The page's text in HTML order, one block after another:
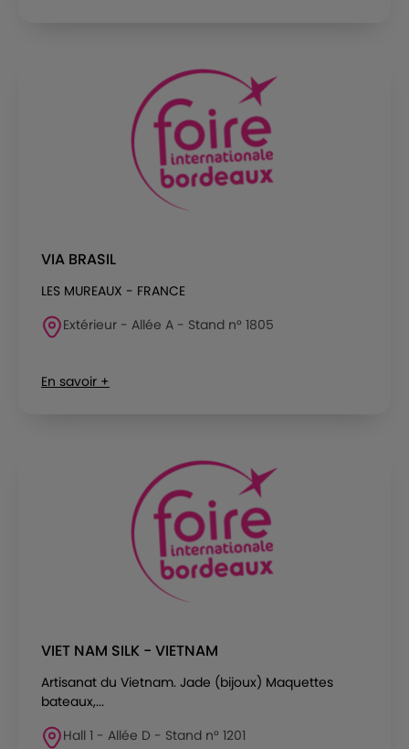
VIA BRASIL
LES MUREAUX - FRANCE
Extérieur - Allée A - Stand n° 1805
En savoir +
VIET NAM SILK - VIETNAM
Artisanat du Vietnam. Jade (bijoux) Maquettes
bateaux,...
Hall 1 - Allée D - Stand n° 1201